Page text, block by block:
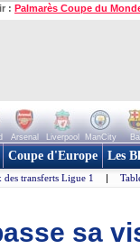
: Palmarès Coupe du
Arsenal Liverpool ManCity
Coupe d'Europe Les
des transferts Ligue 1 |
sa